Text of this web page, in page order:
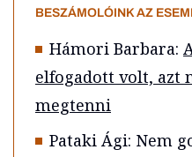
BESZÁMOLÓINK AZ
Hámori Barbara:
elfogadott volt, azt
megtenni
Pataki Ági: Nem